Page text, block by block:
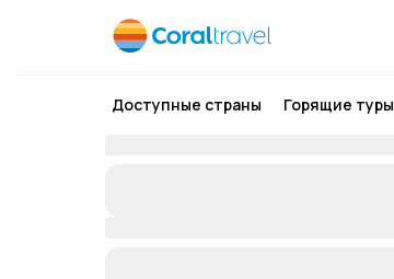
Доступные страны Горящие туры